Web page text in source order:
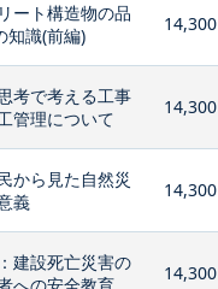
ート構造物の品
知識(前編)
14,300
考で考える工事
管理について
14,300
から見た自然災
義
14,300
建設死亡災害の
14,300